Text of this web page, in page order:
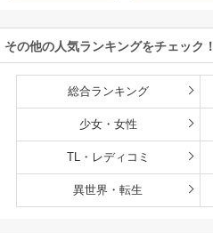
その他の人気ランキングをチェック！
総合ランキング
少女・女性
TL・レディコミ
異世界・転生